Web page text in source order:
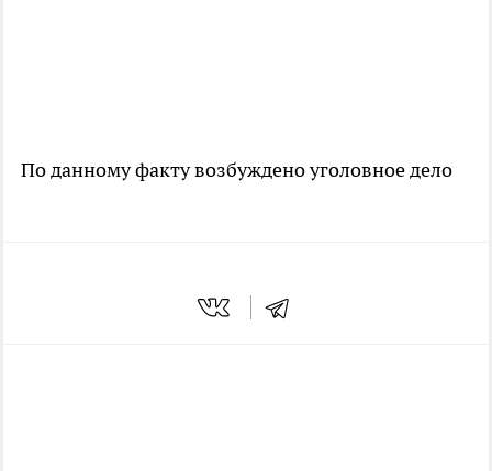
По данному факту возбуждено уголовное дело